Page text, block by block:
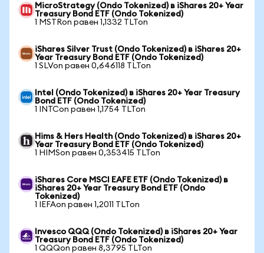
MicroStrategy (Ondo Tokenized) в iShares 20+ Year
Treasury Bond ETF (Ondo Tokenized)
1 MSTRon равен 1,1332 TLTon
iShares Silver Trust (Ondo Tokenized) в iShares 20+
Year Treasury Bond ETF (Ondo Tokenized)
1 SLVon равен 0,646118 TLTon
Intel (Ondo Tokenized) в iShares 20+ Year Treasury
Bond ETF (Ondo Tokenized)
1 INTCon равен 1,1754 TLTon
Hims & Hers Health (Ondo Tokenized) в iShares 20+
Year Treasury Bond ETF (Ondo Tokenized)
1 HIMSon равен 0,353415 TLTon
iShares Core MSCI EAFE ETF (Ondo Tokenized) в
iShares 20+ Year Treasury Bond ETF (Ondo
Tokenized)
1 IEFAon равен 1,2011 TLTon
Invesco QQQ (Ondo Tokenized) в iShares 20+ Year
Treasury Bond ETF (Ondo Tokenized)
1 QQQon равен 8,3795 TLTon